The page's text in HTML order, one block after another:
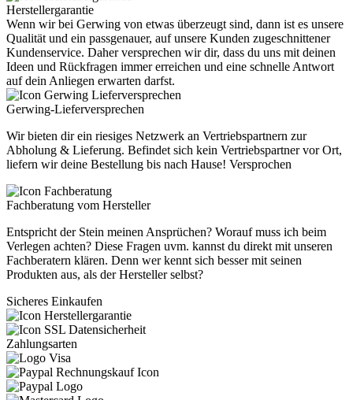
Herstellergarantie
Wenn wir bei Gerwing von etwas überzeugt sind, dann ist es unsere
Qualität und ein passgenauer, auf unsere Kunden zugeschnittener
Kundenservice. Daher versprechen wir dir, dass du uns mit deinen
Ideen und Rückfragen immer erreichen und eine schnelle Antwort
auf dein Anliegen erwarten darfst.
Gerwing-Lieferversprechen
Wir bieten dir ein riesiges Netzwerk an Vertriebspartnern zur
Abholung & Lieferung. Befindet sich kein Vertriebspartner vor Ort,
liefern wir deine Bestellung bis nach Hause! Versprochen
Fachberatung vom Hersteller
Entspricht der Stein meinen Ansprüchen? Worauf muss ich beim
Verlegen achten? Diese Fragen uvm. kannst du direkt mit unseren
Fachberatern klären. Denn wer kennt sich besser mit seinen
Produkten aus, als der Hersteller selbst?
Sicheres Einkaufen
Zahlungsarten